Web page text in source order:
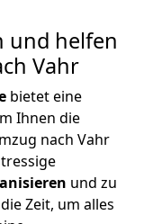
und helfen
Vahr
bietet eine
Ihnen die
nach Vahr
und zu
Zeit, um alles